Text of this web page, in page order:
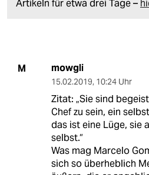
Artikeln für etwa drei Tage –
M mowgli
15.02.2019, 10:24 Uhr
Zitat: „Sie sind
Chef zu sein, ein
das ist eine Lüge, sie
selbst.“
Was mag Marcelo
sich so überheblich